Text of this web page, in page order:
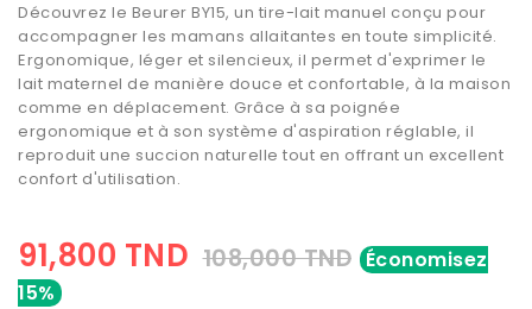
Découvrez le Beurer BY15, un tire-lait manuel conçu pour
accompagner les mamans allaitantes en toute simplicité.
Ergonomique, léger et silencieux, il permet d'exprimer le
lait maternel de manière douce et confortable, à la maison
comme en déplacement. Grâce à sa poignée
ergonomique et à son système d'aspiration réglable, il
reproduit une succion naturelle tout en offrant un excellent
confort d'utilisation.
91,800 TND 108,000 TND Économisez
15%